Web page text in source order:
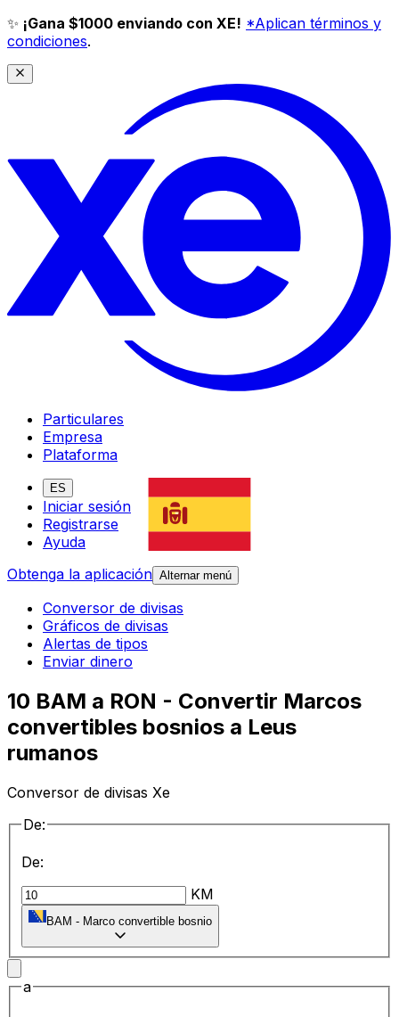
✨ ¡Gana $1000 enviando con XE! *Aplican términos y
condiciones.
Particulares
Empresa
Plataforma
ES
Iniciar sesión
Registrarse
Ayuda
Obtenga la aplicación Alternar menú
Conversor de divisas
Gráficos de divisas
Alertas de tipos
Enviar dinero
10 BAM a RON - Convertir Marcos
convertibles bosnios a Leus
rumanos
Conversor de divisas Xe
De:
De:
KM
BAM - Marco convertible bosnio
a